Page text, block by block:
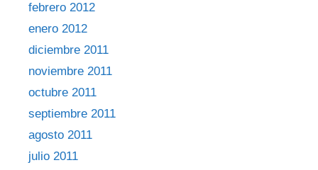
febrero 2012
enero 2012
diciembre 2011
noviembre 2011
octubre 2011
septiembre 2011
agosto 2011
julio 2011